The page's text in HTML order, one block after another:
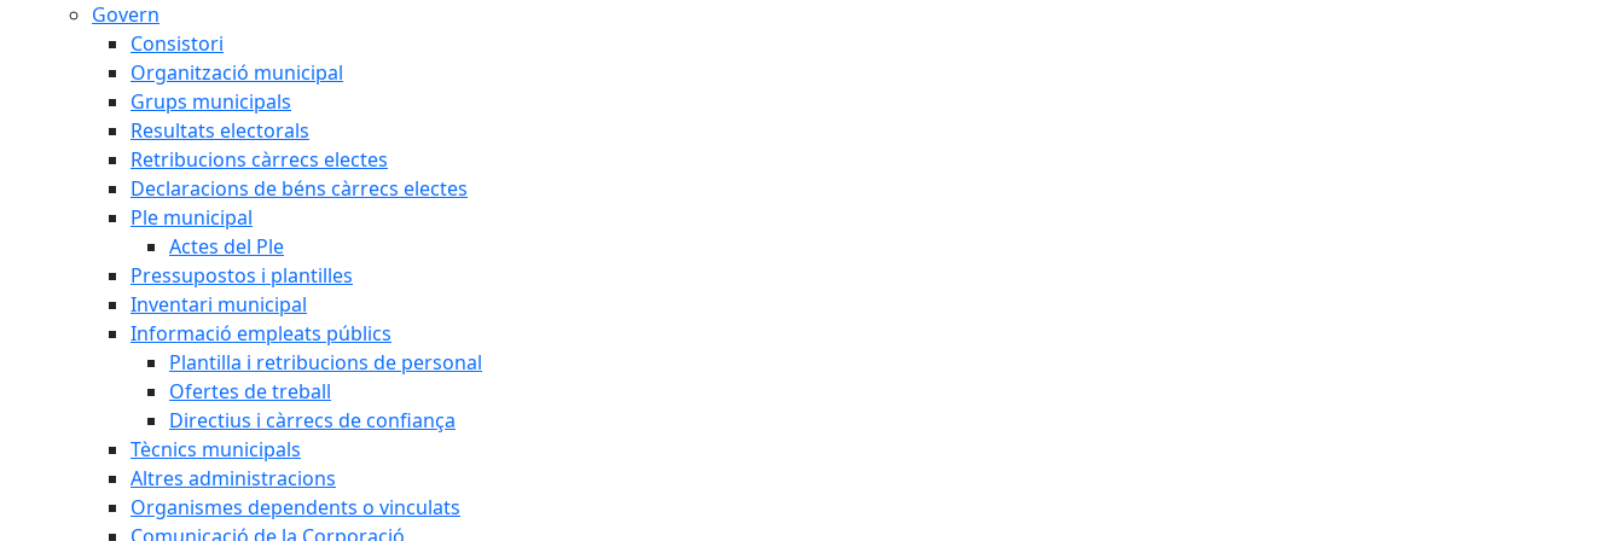
Govern
Consistori
Organització municipal
Grups municipals
Resultats electorals
Retribucions càrrecs electes
Declaracions de béns càrrecs electes
Ple municipal
Actes del Ple
Pressupostos i plantilles
Inventari municipal
Informació empleats públics
Plantilla i retribucions de personal
Ofertes de treball
Directius i càrrecs de confiança
Tècnics municipals
Altres administracions
Organismes dependents o vinculats